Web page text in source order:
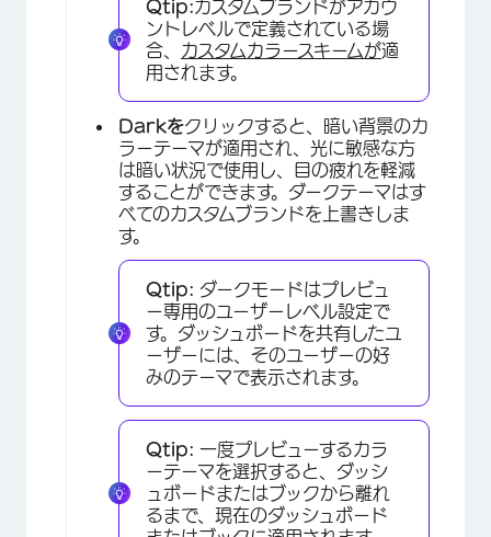
×
Qtip:カスタムブランドがアカウ
ントレベルで定義されている場
合、 カスタムカラースキームが適
用されます。
Darkをクリックすると、暗い背景のカ
ラーテーマが適用され、光に敏感な方
は暗い状況で使用し、目の疲れを軽減
することができます。ダークテーマはす
べてのカスタムブランドを上書きしま
す。
Qtip: ダークモードはプレビュ
ー専用のユーザーレベル設定で
す。ダッシュボードを共有したユ
ーザーには、そのユーザーの好
みのテーマで表示されます。
Qtip: 一度プレビューするカラ
ーテーマを選択すると、ダッシ
ュボードまたはブックから離れ
るまで、現在のダッシュボード